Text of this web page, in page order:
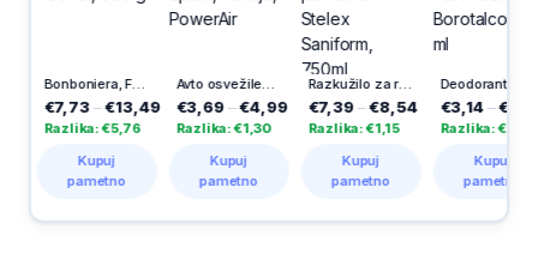
Bonboniera, Ferrero Rocher, 300 g
€7,73– €13,49
Razlika: €5,76
Kupuj
pametno
Avto osvežilec Air Splah, vanilija, PowerAir
€3,69– €4,99
Razlika: €1,30
Kupuj
pametno
Razkužilo za roke in površine Stelex Saniform, 750ml
€7,39– €8,54
Razlika: €1,15
Kupuj
pametno
Deodorant v spreju Men Pure Clean, Borotalco, 150 ml
€3,14– €4,39
Razlika: €1,25
Kupuj
pametno